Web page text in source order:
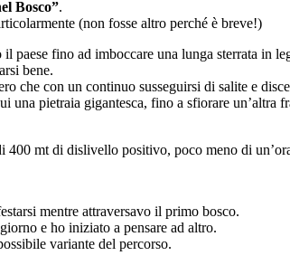
Bosco”.
(non fosse altro perché è breve!)
paese fino ad imboccare una lunga sterrata in
bene.
che con un continuo susseguirsi di salite e
una pietraia gigantesca, fino a sfiorare un’altra
mt di dislivello positivo, poco meno di
mentre attraversavo il primo bosco.
e ho iniziato a pensare ad altro.
variante del percorso.